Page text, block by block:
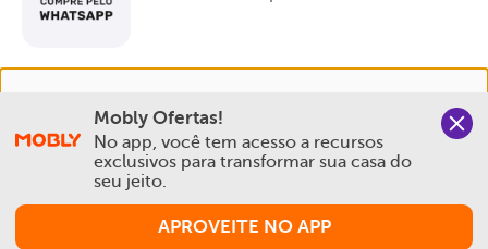
Comprar
experiência na Mobly. Quando você navega no nosso site,
aceita esta condição
Política de Privacidade e Cookies
Mobly Ofertas!
No app, você tem acesso a recursos
exclusivos para transformar sua casa do
seu jeito.
APROVEITE NO APP